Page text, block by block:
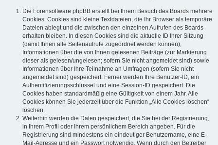
Die Forensoftware phpBB erstellt bei Ihrem Besuch des Boards mehrere
Cookies. Cookies sind kleine Textdateien, die Ihr Browser als temporäre
Dateien ablegt und die zwischen den einzelnen Aufrufen des Boards
erhalten bleiben. In diesen Cookies sind die aktuelle ID Ihrer Sitzung
(damit Ihnen alle Seitenaufrufe zugeordnet werden können),
Informationen über die von Ihnen gelesenen Beiträge (zur Markierung
dieser als gelesen/ungelesen; sofern Sie nicht angemeldet sind) sowie
Informationen über Ihre Teilnahme an Umfragen (sofern Sie nicht
angemeldet sind) gespeichert. Ferner werden Ihre Benutzer-ID, ein
Authentifizierungsschlüssel und eine Session-ID gespeichert. Die
Cookies haben standardmäßig eine Gültigkeit von einem Jahr. Alle
Cookies können Sie jederzeit über die Funktion „Alle Cookies löschen“
löschen.
Weiterhin werden die Daten gespeichert, die Sie bei der Registrierung,
in Ihrem Profil oder Ihrem persönlichem Bereich angeben. Für die
Registrierung sind mindestens ein eindeutiger Benutzername, eine E-
Mail-Adresse und ein Passwort notwendig. Wenn durch den Betreiber